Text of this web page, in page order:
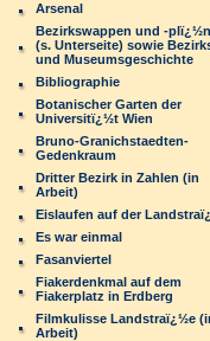
Arsenal
Bezirkswappen und -
(s. Unterseite) sowie
und Museumsgeschichte
Bibliographie
Botanischer Garten der
Universitï¿½t Wien
Bruno-Granichstaedten-
Gedenkraum
Dritter Bezirk in Zahlen (in
Arbeit)
Eislaufen auf der
Es war einmal
Fasanviertel
Fiakerdenkmal auf dem
Fiakerplatz in Erdberg
Filmkulisse Landstraï¿½e
Arbeit)